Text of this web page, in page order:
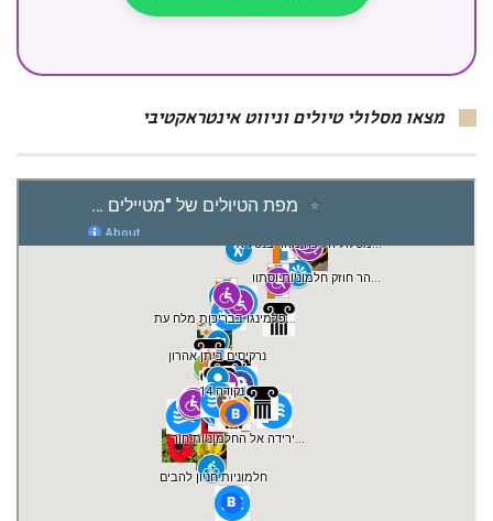
מצאו מסלולי טיולים וניווט אינטראקטיבי